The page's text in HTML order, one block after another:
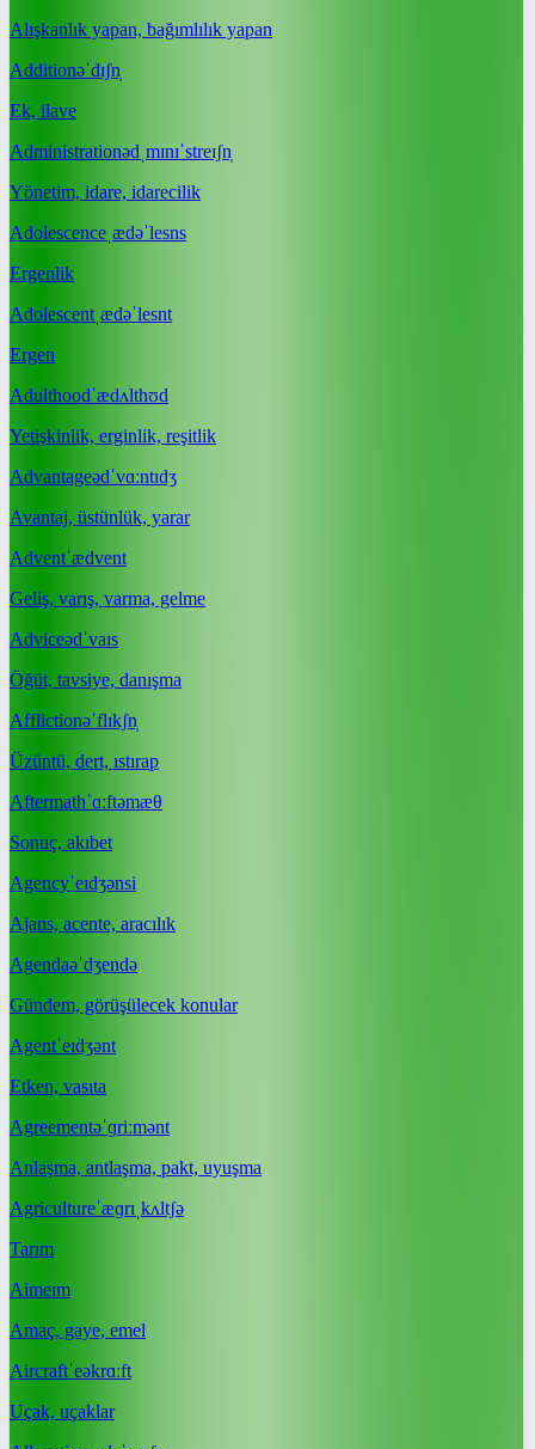
Alışkanlık yapan, bağımlılık yapan
Additionəˈdɪʃn̩
Ek, ilave
Administrationədˌmɪnɪˈstreɪʃn̩
Yönetim, idare, idarecilik
Adolescence ˌædəˈlesns
Ergenlik
Adolescent ˌædəˈlesnt
Ergen
Adulthoodˈædʌlthʊd
Yetişkinlik, erginlik, reşitlik
Advantageədˈvɑːntɪdʒ
Avantaj, üstünlük, yarar
Adventˈædvent
Geliş, varış, varma, gelme
Adviceədˈvaɪs
Öğüt, tavsiye, danışma
Afflictionəˈflɪkʃn̩
Üzüntü, dert, ıstırap
Aftermathˈɑːftəmæθ
Sonuç, akıbet
Agencyˈeɪdʒənsi
Ajans, acente, aracılık
Agendaəˈdʒendə
Gündem, görüşülecek konular
Agentˈeɪdʒənt
Etken, vasıta
Agreementəˈɡriːmənt
Anlaşma, antlaşma, pakt, uyuşma
Agricultureˈæɡrɪˌkʌltʃə
Tarım
Aimeɪm
Amaç, gaye, emel
Aircraftˈeəkrɑːft
Uçak, uçaklar